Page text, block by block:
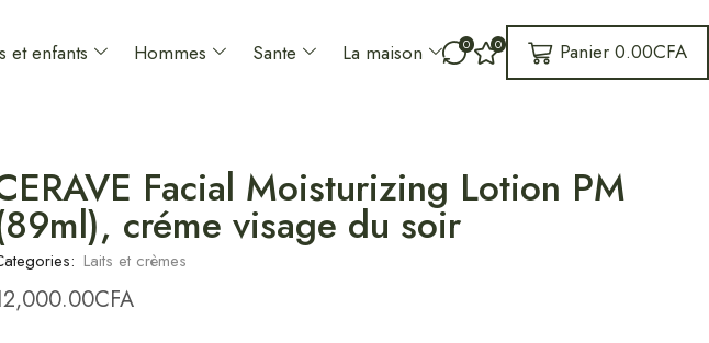
et enfants Hommes Sante La maison 0 0 Panier 0.00CFA
Facial Moisturizing Lotion PM
créme visage du soir
Laits et crèmes
CFA